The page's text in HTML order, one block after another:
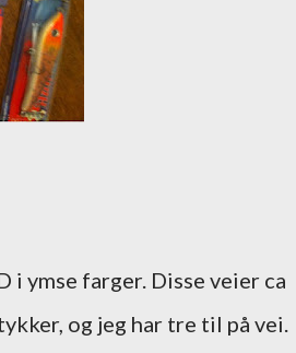
i ymse farger. Disse veier ca
og jeg har tre til på vei.